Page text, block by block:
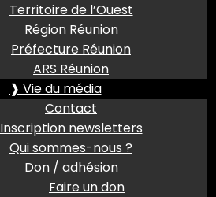
Territoire de l’Ouest
Région Réunion
Préfecture Réunion
ARS Réunion
❱ Vie du média
Contact
Inscription newsletters
Qui sommes-nous ?
Don / adhésion
Faire un don